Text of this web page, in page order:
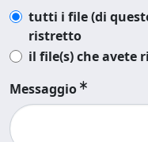
tutti i file (di
ristretto
il file(s) che avete
Messaggio